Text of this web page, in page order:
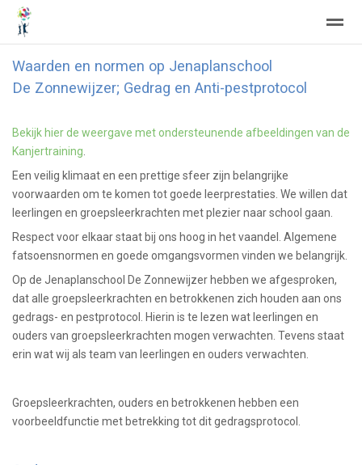
Home Zoeken Nieuws Agenda
Waarden en normen op Jenaplanschool
De Zonnewijzer; Gedrag en Anti-pestprotocol
Bekijk hier de weergave met ondersteunende afbeeldingen van de
Kanjertraining.
Een veilig klimaat en een prettige sfeer zijn belangrijke
voorwaarden om te komen tot goede leerprestaties. We willen dat
leerlingen en groepsleerkrachten met plezier naar school gaan.
Respect voor elkaar staat bij ons hoog in het vaandel. Algemene
fatsoensnormen en goede omgangsvormen vinden we belangrijk.
Op de Jenaplanschool De Zonnewijzer hebben we afgesproken,
dat alle groepsleerkrachten en betrokkenen zich houden aan ons
gedrags- en pestprotocol. Hierin is te lezen wat leerlingen en
ouders van groepsleerkrachten mogen verwachten. Tevens staat
erin wat wij als team van leerlingen en ouders verwachten.
Groepsleerkrachten, ouders en betrokkenen hebben een
voorbeeldfunctie met betrekking tot dit gedragsprotocol.